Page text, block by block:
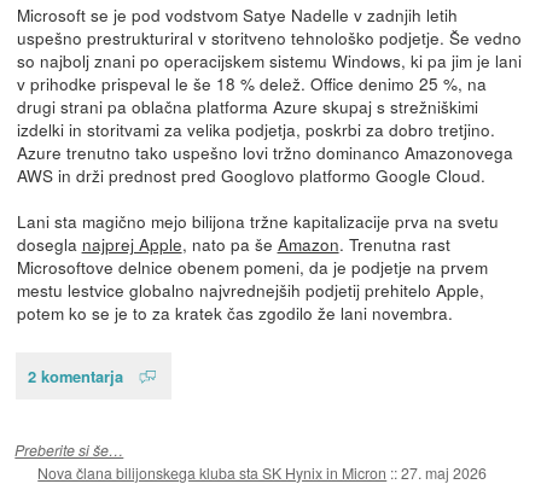
Microsoft se je pod vodstvom Satye Nadelle v zadnjih letih
uspešno prestrukturiral v storitveno tehnološko podjetje. Še vedno
so najbolj znani po operacijskem sistemu Windows, ki pa jim je lani
v prihodke prispeval le še 18 % delež. Office denimo 25 %, na
drugi strani pa oblačna platforma Azure skupaj s strežniškimi
izdelki in storitvami za velika podjetja, poskrbi za dobro tretjino.
Azure trenutno tako uspešno lovi tržno dominanco Amazonovega
AWS in drži prednost pred Googlovo platformo Google Cloud.
Lani sta magično mejo bilijona tržne kapitalizacije prva na svetu
dosegla najprej Apple, nato pa še Amazon. Trenutna rast
Microsoftove delnice obenem pomeni, da je podjetje na prvem
mestu lestvice globalno najvrednejših podjetij prehitelo Apple,
potem ko se je to za kratek čas zgodilo že lani novembra.
2 komentarja
Preberite si še…
Nova člana bilijonskega kluba sta SK Hynix in Micron ::27. maj 2026